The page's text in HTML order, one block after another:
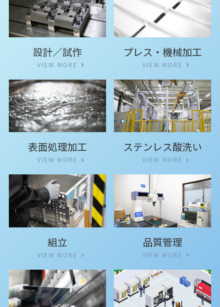
設計／試作
VIEW MORE
プレス・機械加工
VIEW MORE
表⾯処理加⼯
VIEW MORE
ステンレス酸洗い
VIEW MORE
組立
VIEW MORE
品質管理
VIEW MORE